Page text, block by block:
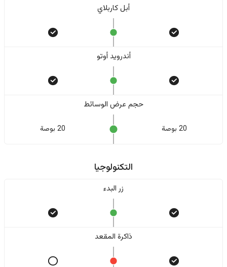
أبل كاربلاي
أندرويد أوتو
حجم عرض الوسائط
20 بوصة 20 بوصة
التكنولوجيا
زر البدء
ذاكرة المقعد